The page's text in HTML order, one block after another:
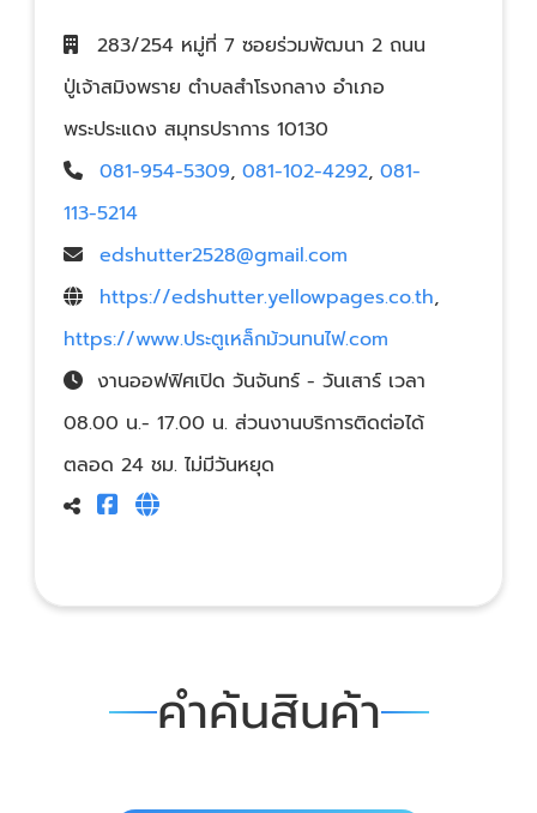
283/254 หมู่ที่ 7 ซอยร่วมพัฒนา 2 ถนน
ปู่เจ้าสมิงพราย ตำบลสำโรงกลาง อำเภอ
พระประแดง สมุทรปราการ 10130
081-954-5309, 081-102-4292, 081-
113-5214
edshutter2528@gmail.com
https://edshutter.yellowpages.co.th,
https://www.ประตูเหล็กม้วนทนไฟ.com
งานออฟฟิศเปิด วันจันทร์ - วันเสาร์ เวลา
08.00 น.- 17.00 น. ส่วนงานบริการติดต่อได้
ตลอด 24 ชม. ไม่มีวันหยุด
คำค้นสินค้า